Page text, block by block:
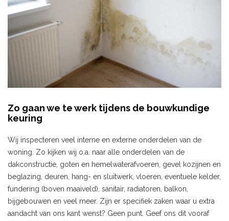
Zo gaan we te werk tijdens de bouwkundige
keuring
Wij inspecteren veel interne en externe onderdelen van de
woning. Zo kijken wij o.a. naar alle onderdelen van de
dakconstructie, goten en hemelwaterafvoeren, gevel kozijnen en
beglazing, deuren, hang- en sluitwerk, vloeren, eventuele kelder,
fundering (boven maaiveld), sanitair, radiatoren, balkon,
bijgebouwen en veel meer. Zijn er specifiek zaken waar u extra
aandacht van ons kant wenst? Geen punt. Geef ons dit vooraf